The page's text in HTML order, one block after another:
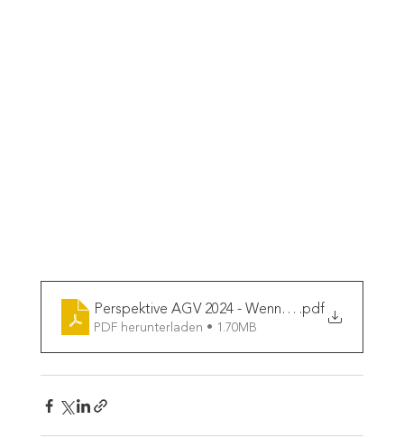
Perspektive AGV 2024 - Wenn Nachhaltigkeit
.pdf
PDF herunterladen • 1.70MB